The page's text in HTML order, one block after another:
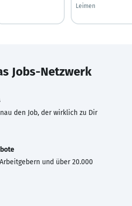
Leimen
Jobs-Netzwerk
den Job, der wirklich zu Dir
und über 20.000